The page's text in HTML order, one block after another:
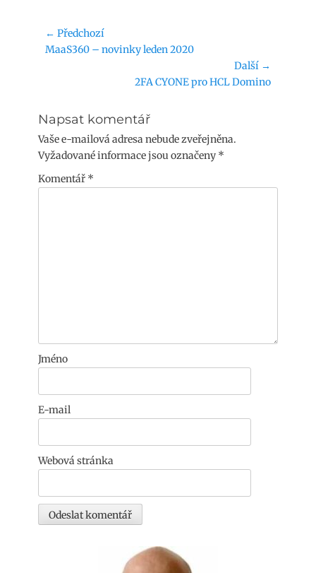
Navigace
pro
← Předchozí
Předchozí
MaaS360 – novinky leden 2020
Další →
2FA CYONE pro HCL Domino
Napsat komentář
Vaše e-mailová adresa nebude zveřejněna.
Vyžadované informace jsou označeny *
Komentář *
Jméno
E-mail
Webová stránka